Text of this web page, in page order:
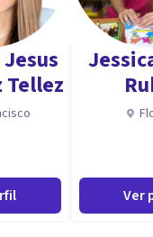
Ver